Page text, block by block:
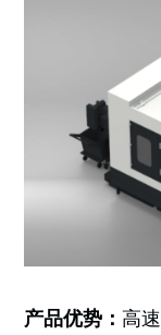
产品优势： 高